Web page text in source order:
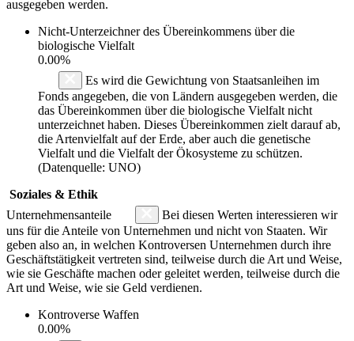
ausgegeben werden.
Nicht-Unterzeichner des Übereinkommens über die
biologische Vielfalt
0.00%
Es wird die Gewichtung von Staatsanleihen im
Fonds angegeben, die von Ländern ausgegeben werden, die
das Übereinkommen über die biologische Vielfalt nicht
unterzeichnet haben. Dieses Übereinkommen zielt darauf ab,
die Artenvielfalt auf der Erde, aber auch die genetische
Vielfalt und die Vielfalt der Ökosysteme zu schützen.
(Datenquelle: UNO)
Soziales & Ethik
Unternehmensanteile
Bei diesen Werten interessieren wir
uns für die Anteile von Unternehmen und nicht von Staaten. Wir
geben also an, in welchen Kontroversen Unternehmen durch ihre
Geschäftstätigkeit vertreten sind, teilweise durch die Art und Weise,
wie sie Geschäfte machen oder geleitet werden, teilweise durch die
Art und Weise, wie sie Geld verdienen.
Kontroverse Waffen
0.00%